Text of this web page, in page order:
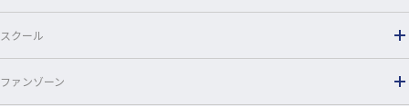
スクール
ファンゾーン